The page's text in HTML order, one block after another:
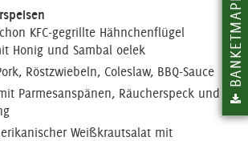
KFC-gegrillte Hähnchenflügel
Honig und Sambal oelek
Röstzwiebeln, Coleslaw, BBQ-Sauce
Parmesanspänen, Räucherspeck und
Weißkrautsalat mit
BANKETMAPPE